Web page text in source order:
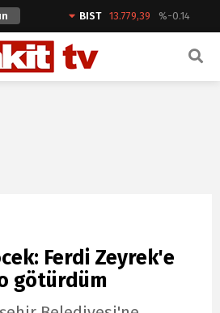
BIST 13.779,39 %-0.14
ARAMA YAP
Ferdi Zeyrek'e
götürdüm